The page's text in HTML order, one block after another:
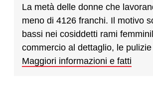
La metà delle donne che
meno di 4126 franchi. Il motivo
bassi nei cosiddetti rami
commercio al dettaglio, le
Maggiori informazioni e fatti